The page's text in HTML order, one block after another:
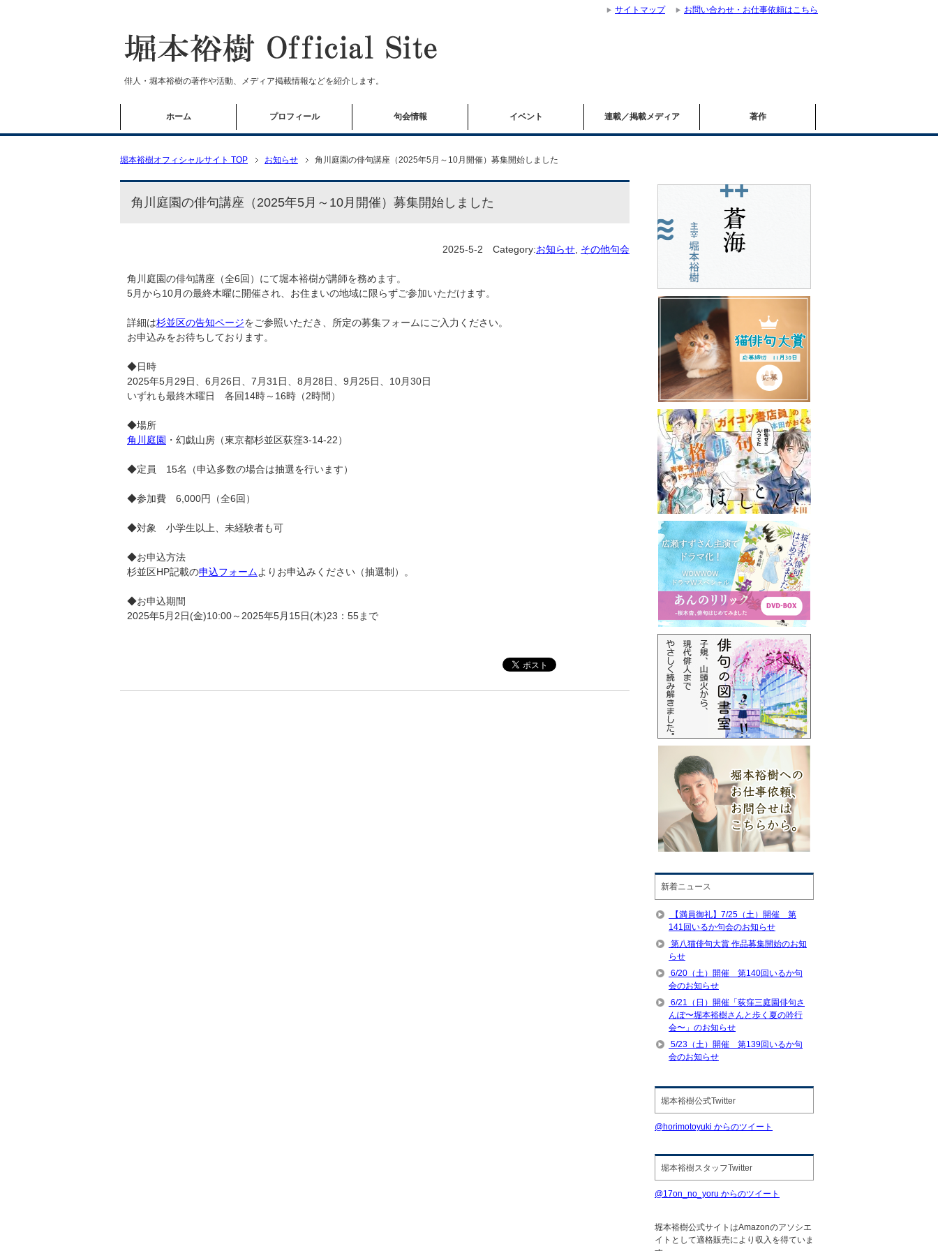
俳人・堀本裕樹の著作や活動、メディア掲載情報などを紹介します。
ホーム プロフィール 句会情報 イベント 連載／掲載メディア 著作
堀本裕樹オフィシャルサイト TOP お知らせ 角川庭園の俳句講座（2025年5月～10月開催）募集開始しました
角川庭園の俳句講座（2025年5月～10月開催）募集開始しました
2025-5-2 Category:お知らせ その他句会
角川庭園の俳句講座（全6回）にて堀本裕樹が講師を務めます。
5月から10月の最終木曜に開催され、お住まいの地域に限らずご参加いただけます。
詳細は杉並区の告知ページをご参照いただき、所定の募集フォームにご入力ください。
お申込みをお待ちしております。
◆日時
2025年5月29日、6月26日、7月31日、8月28日、9月25日、10月30日
いずれも最終木曜日 各回14時～16時（2時間）
◆場所
角川庭園 ・幻戯山房（東京都杉並区荻窪3-14-22）
◆定員 15名（申込多数の場合は抽選を行います）
◆参加費 6,000円（全6回）
◆対象 小学生以上、未経験者も可
◆お申込方法
杉並区HP記載の申込フォームよりお申込みください（抽選制）。
◆お申込期間
2025年5月2日(金)10:00～2025年5月15日(木)23：55まで
新着ニュース
【満員御礼】7/25（土）開催 第
141回いるか句会のお知らせ
第八猫俳句大賞 作品募集開始のお知
らせ
6/20（土）開催 第140回いるか句
会のお知らせ
6/21（日）開催「荻窪三庭園俳句さ
んぽ〜堀本裕樹さんと歩く夏の吟行
会〜」のお知らせ
5/23（土）開催 第139回いるか句
会のお知らせ
堀本裕樹公式Twitter
@horimotoyuki からのツイート
堀本裕樹スタッフTwitter
@17on_no_yoru からのツイート
堀本裕樹公式サイトはAmazonのアソシエ
イトとして適格販売により収入を得ていま
サイトマップ お問い合わせ・お仕事依頼はこちら